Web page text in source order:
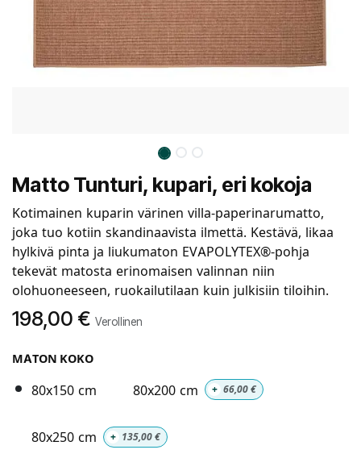
Matto Tunturi, kupari, eri kokoja
Kotimainen kuparin värinen villa-paperinarumatto,
joka tuo kotiin skandinaavista ilmettä. Kestävä, likaa
hylkivä pinta ja liukumaton EVAPOLYTEX®-pohja
tekevät matosta erinomaisen valinnan niin
olohuoneeseen, ruokailutilaan kuin julkisiin tiloihin.
198,00 € Verollinen
MATON KOKO
80x150 cm 80x200 cm + 66,00 €
80x250 cm + 135,00 €